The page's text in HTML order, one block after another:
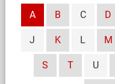
A B C D
J K L M
S T U